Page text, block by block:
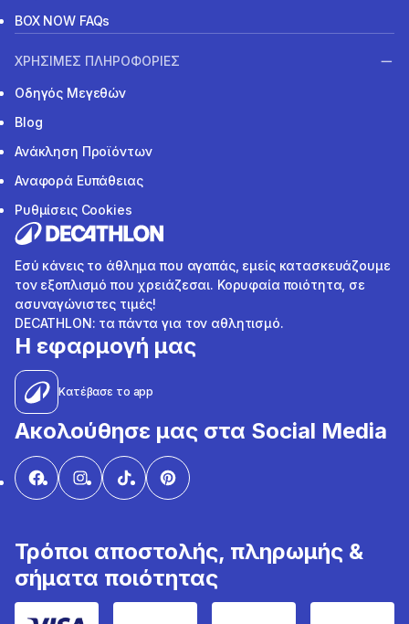
BOX NOW FAQs
ΧΡΗΣΙΜΕΣ ΠΛΗΡΟΦΟΡΙΕΣ
Οδηγός Μεγεθών
Blog
Ανάκληση Προϊόντων
Αναφορά Ευπάθειας
Ρυθμίσεις Cookies
Εσύ κάνεις το άθλημα που αγαπάς, εμείς κατασκευάζουμε
τον εξοπλισμό που χρειάζεσαι. Κορυφαία ποιότητα, σε
ασυναγώνιστες τιμές!
DECATHLON: τα πάντα για τον αθλητισμό.
Η εφαρμογή μας
Κατέβασε το app
Ακολούθησε μας στα Social Media
Τρόποι αποστολής, πληρωμής &
σήματα ποιότητας